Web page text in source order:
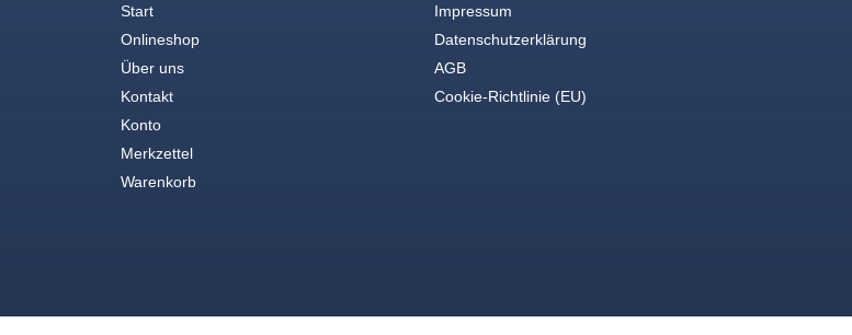
Start
Onlineshop
Über uns
Kontakt
Konto
Merkzettel
Warenkorb
Impressum
Datenschutzerklärung
AGB
Cookie-Richtlinie (EU)